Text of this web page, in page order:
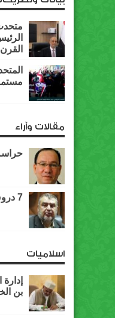
مقالات وآراء
7 دروس مستفادة من ثورة يناير
اسلاميات
بن